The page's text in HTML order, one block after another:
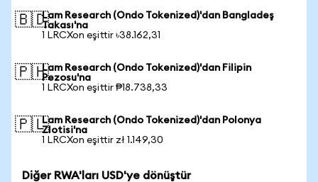
🇧🇩Lam Research (Ondo Tokenized)'dan Bangladeş
Takası'na
1 LRCXon eşittir ৳38.162,31
🇵🇭Lam Research (Ondo Tokenized)'dan Filipin
Pezosu'na
1 LRCXon eşittir ₱18.738,33
🇵🇱Lam Research (Ondo Tokenized)'dan Polonya
Zlotisi'na
1 LRCXon eşittir zł 1.149,30
Diğer RWA'ları USD'ye dönüştür